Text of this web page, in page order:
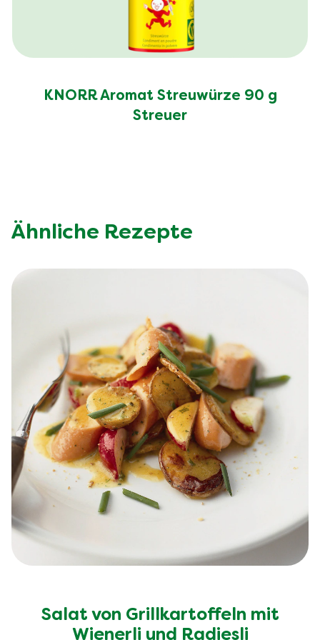
KNORR Aromat Streuwürze 90 g
Streuer
Ähnliche Rezepte
Salat von Grillkartoffeln mit
Wienerli und Radiesli